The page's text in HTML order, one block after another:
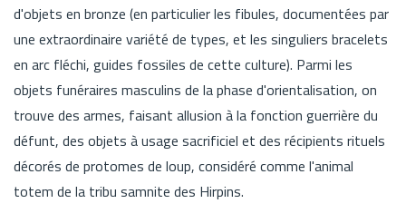
d'objets en bronze (en particulier les fibules, documentées par
une extraordinaire variété de types, et les singuliers bracelets
en arc fléchi, guides fossiles de cette culture). Parmi les
objets funéraires masculins de la phase d'orientalisation, on
trouve des armes, faisant allusion à la fonction guerrière du
défunt, des objets à usage sacrificiel et des récipients rituels
décorés de protomes de loup, considéré comme l'animal
totem de la tribu samnite des Hirpins.